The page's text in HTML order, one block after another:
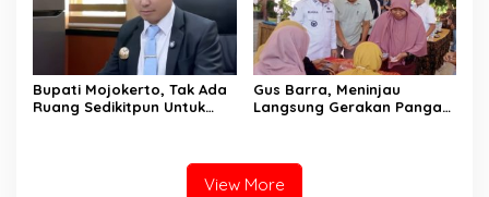
Bupati Mojokerto, Tak Ada
Ruang Sedikitpun Untuk
Gus Barra, Meninjau
Langsung Gerakan Pangan
View More